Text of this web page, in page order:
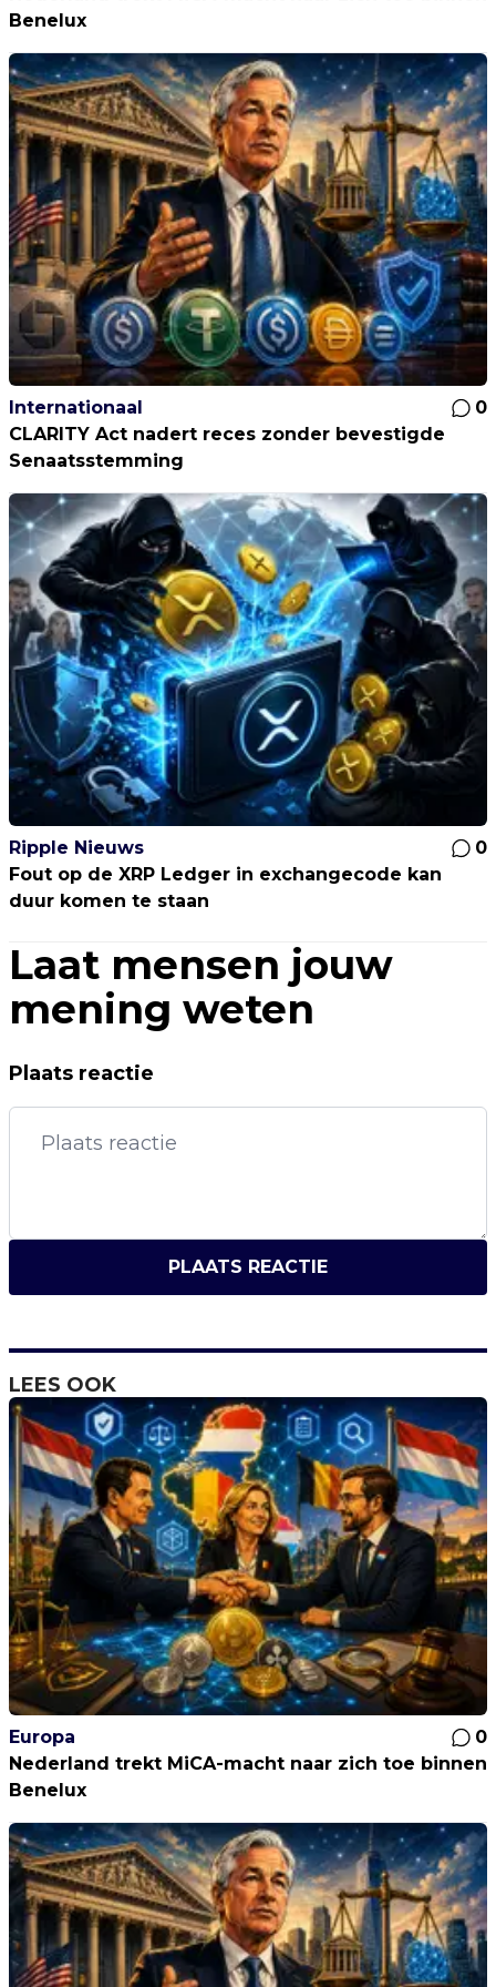
Benelux
Internationaal
0
CLARITY Act nadert reces zonder bevestigde
Senaatsstemming
Ripple Nieuws
0
Fout op de XRP Ledger in exchangecode kan
duur komen te staan
Laat mensen jouw
mening weten
Plaats reactie
PLAATS REACTIE
LEES OOK
Europa
0
Nederland trekt MiCA-macht naar zich toe binnen
Benelux